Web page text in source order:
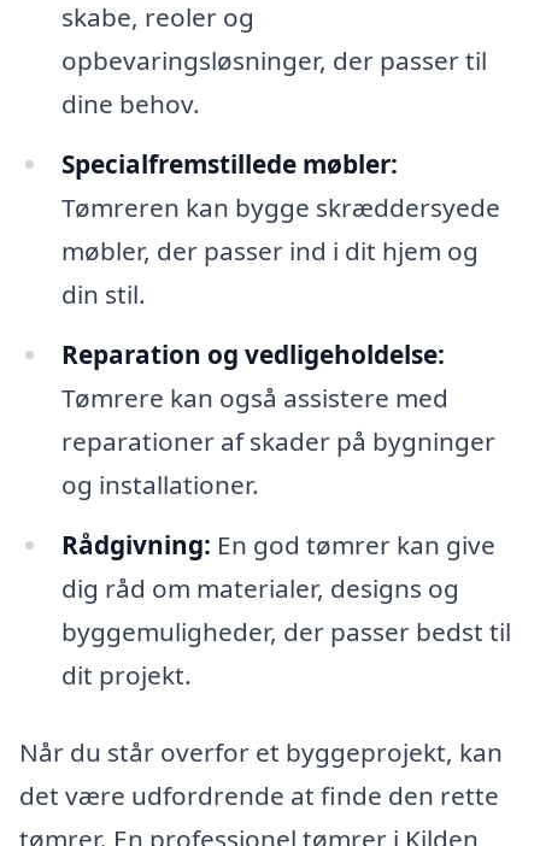
skabe, reoler og
opbevaringsløsninger, der passer til
dine behov.
Specialfremstillede møbler:
Tømreren kan bygge skræddersyede
møbler, der passer ind i dit hjem og
din stil.
Reparation og vedligeholdelse:
Tømrere kan også assistere med
reparationer af skader på bygninger
og installationer.
Rådgivning: En god tømrer kan give
dig råd om materialer, designs og
byggemuligheder, der passer bedst til
dit projekt.
Når du står overfor et byggeprojekt, kan
det være udfordrende at finde den rette
tømrer. En professionel tømrer i Kilden